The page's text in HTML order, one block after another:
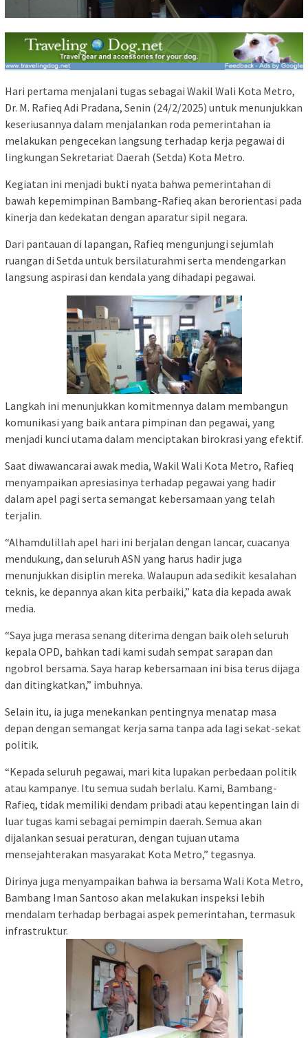
Hari pertama menjalani tugas sebagai Wakil Wali Kota Metro,
Dr. M. Rafieq Adi Pradana, Senin (24/2/2025) untuk menunjukkan
keseriusannya dalam menjalankan roda pemerintahan ia
melakukan pengecekan langsung terhadap kerja pegawai di
lingkungan Sekretariat Daerah (Setda) Kota Metro.
Kegiatan ini menjadi bukti nyata bahwa pemerintahan di
bawah kepemimpinan Bambang-Rafieq akan berorientasi pada
kinerja dan kedekatan dengan aparatur sipil negara.
Dari pantauan di lapangan, Rafieq mengunjungi sejumlah
ruangan di Setda untuk bersilaturahmi serta mendengarkan
langsung aspirasi dan kendala yang dihadapi pegawai.
Langkah ini menunjukkan komitmennya dalam membangun
komunikasi yang baik antara pimpinan dan pegawai, yang
menjadi kunci utama dalam menciptakan birokrasi yang efektif.
Saat diwawancarai awak media, Wakil Wali Kota Metro, Rafieq
menyampaikan apresiasinya terhadap pegawai yang hadir
dalam apel pagi serta semangat kebersamaan yang telah
terjalin.
“Alhamdulillah apel hari ini berjalan dengan lancar, cuacanya
mendukung, dan seluruh ASN yang harus hadir juga
menunjukkan disiplin mereka. Walaupun ada sedikit kesalahan
teknis, ke depannya akan kita perbaiki,” kata dia kepada awak
media.
“Saya juga merasa senang diterima dengan baik oleh seluruh
kepala OPD, bahkan tadi kami sudah sempat sarapan dan
ngobrol bersama. Saya harap kebersamaan ini bisa terus dijaga
dan ditingkatkan,” imbuhnya.
Selain itu, ia juga menekankan pentingnya menatap masa
depan dengan semangat kerja sama tanpa ada lagi sekat-sekat
politik.
“Kepada seluruh pegawai, mari kita lupakan perbedaan politik
atau kampanye. Itu semua sudah berlalu. Kami, Bambang-
Rafieq, tidak memiliki dendam pribadi atau kepentingan lain di
luar tugas kami sebagai pemimpin daerah. Semua akan
dijalankan sesuai peraturan, dengan tujuan utama
mensejahterakan masyarakat Kota Metro,” tegasnya.
Dirinya juga menyampaikan bahwa ia bersama Wali Kota Metro,
Bambang Iman Santoso akan melakukan inspeksi lebih
mendalam terhadap berbagai aspek pemerintahan, termasuk
infrastruktur.